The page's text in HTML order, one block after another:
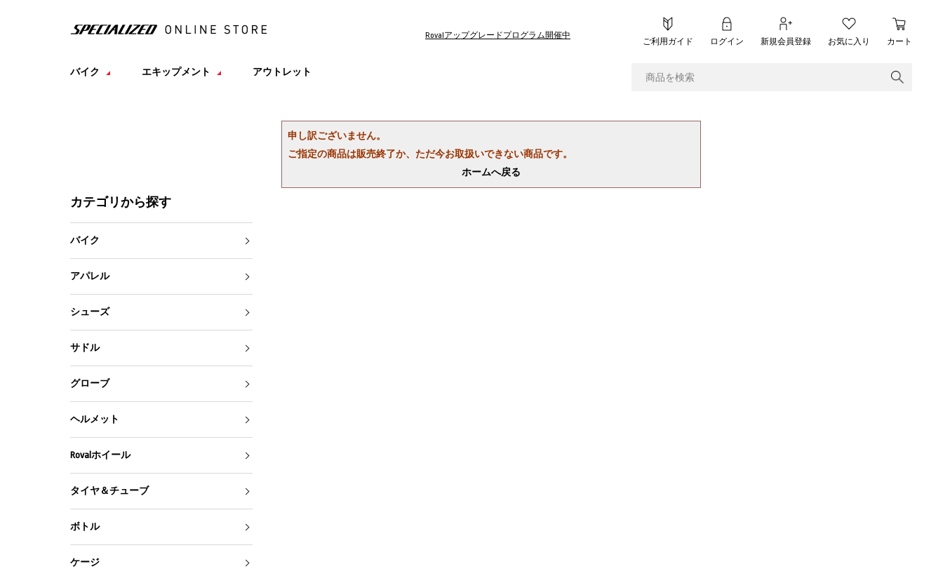
Rovalアップグレードプログラム開催中
ご利用ガイド ログイン 新規会員登録 お気に入り カート
バイク エキップメント アウトレット
申し訳ございません。
ご指定の商品は販売終了か、ただ今お取扱いできない商品です。
ホームへ戻る
カテゴリから探す
バイク
アパレル
シューズ
サドル
グローブ
ヘルメット
Rovalホイール
タイヤ＆チューブ
ボトル
ケージ